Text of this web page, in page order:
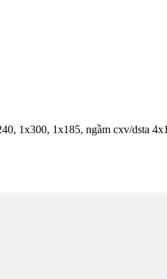
1x300, 1x185, ngầm cxv/dsta